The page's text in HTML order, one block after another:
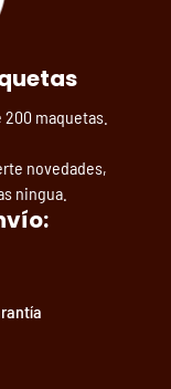
maquetas.
novedades,
ningua.